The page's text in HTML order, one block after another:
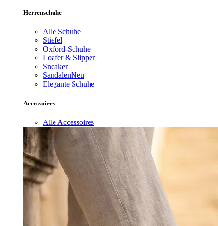
Herrenschuhe
Alle Schuhe
Stiefel
Oxford-Schuhe
Loafer & Slipper
Sneaker
SandalenNeu
Elegante Schuhe
Accessoires
Alle Accessoires